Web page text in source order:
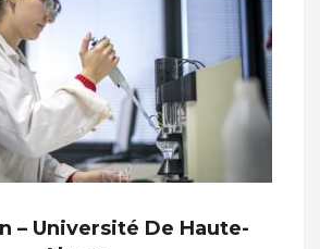
– Université De Haute-